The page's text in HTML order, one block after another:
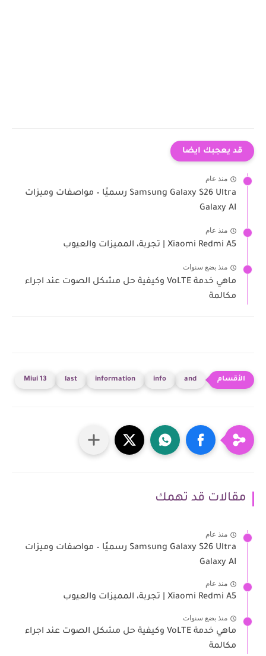
قد يعجبك ايضا
منذ عام
Samsung Galaxy S26 Ultra رسميًا – مواصفات وميزات
Galaxy AI
منذ عام
Xiaomi Redmi A5 | تجربة، المميزات والعيوب
منذ بضع سنوات
ماهي خدمة VoLTE وكيفية حل مشكل الصوت عند اجراء
مكالمة
and
info
information
last
Miui 13
مقالات قد تهمك
منذ عام
Samsung Galaxy S26 Ultra رسميًا – مواصفات وميزات
Galaxy AI
منذ عام
Xiaomi Redmi A5 | تجربة، المميزات والعيوب
منذ بضع سنوات
ماهي خدمة VoLTE وكيفية حل مشكل الصوت عند اجراء
مكالمة